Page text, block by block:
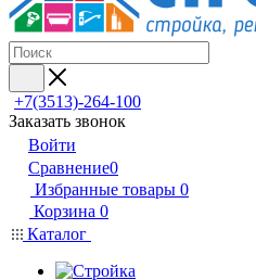
+7(3513)-264-100
Заказать звонок
Войти
Сравнение0
Избранные товары 0
Корзина 0
Каталог